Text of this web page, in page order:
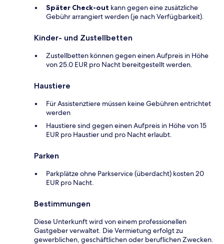
Später Check-out kann gegen eine zusätzliche
Gebühr arrangiert werden (je nach Verfügbarkeit).
Kinder- und Zustellbetten
Zustellbetten können gegen einen Aufpreis in Höhe
von 25.0 EUR pro Nacht bereitgestellt werden.
Haustiere
Für Assistenztiere müssen keine Gebühren entrichtet
werden
Haustiere sind gegen einen Aufpreis in Höhe von 15
EUR pro Haustier und pro Nacht erlaubt.
Parken
Parkplätze ohne Parkservice (überdacht) kosten 20
EUR pro Nacht.
Bestimmungen
Diese Unterkunft wird von einem professionellen
Gastgeber verwaltet. Die Vermietung erfolgt zu
gewerblichen, geschäftlichen oder beruflichen Zwecken.